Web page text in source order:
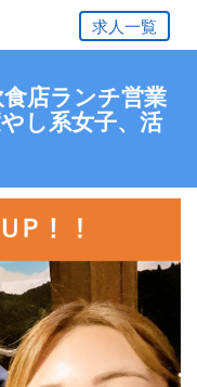
求人一覧
食店ランチ営業
し系女子、活